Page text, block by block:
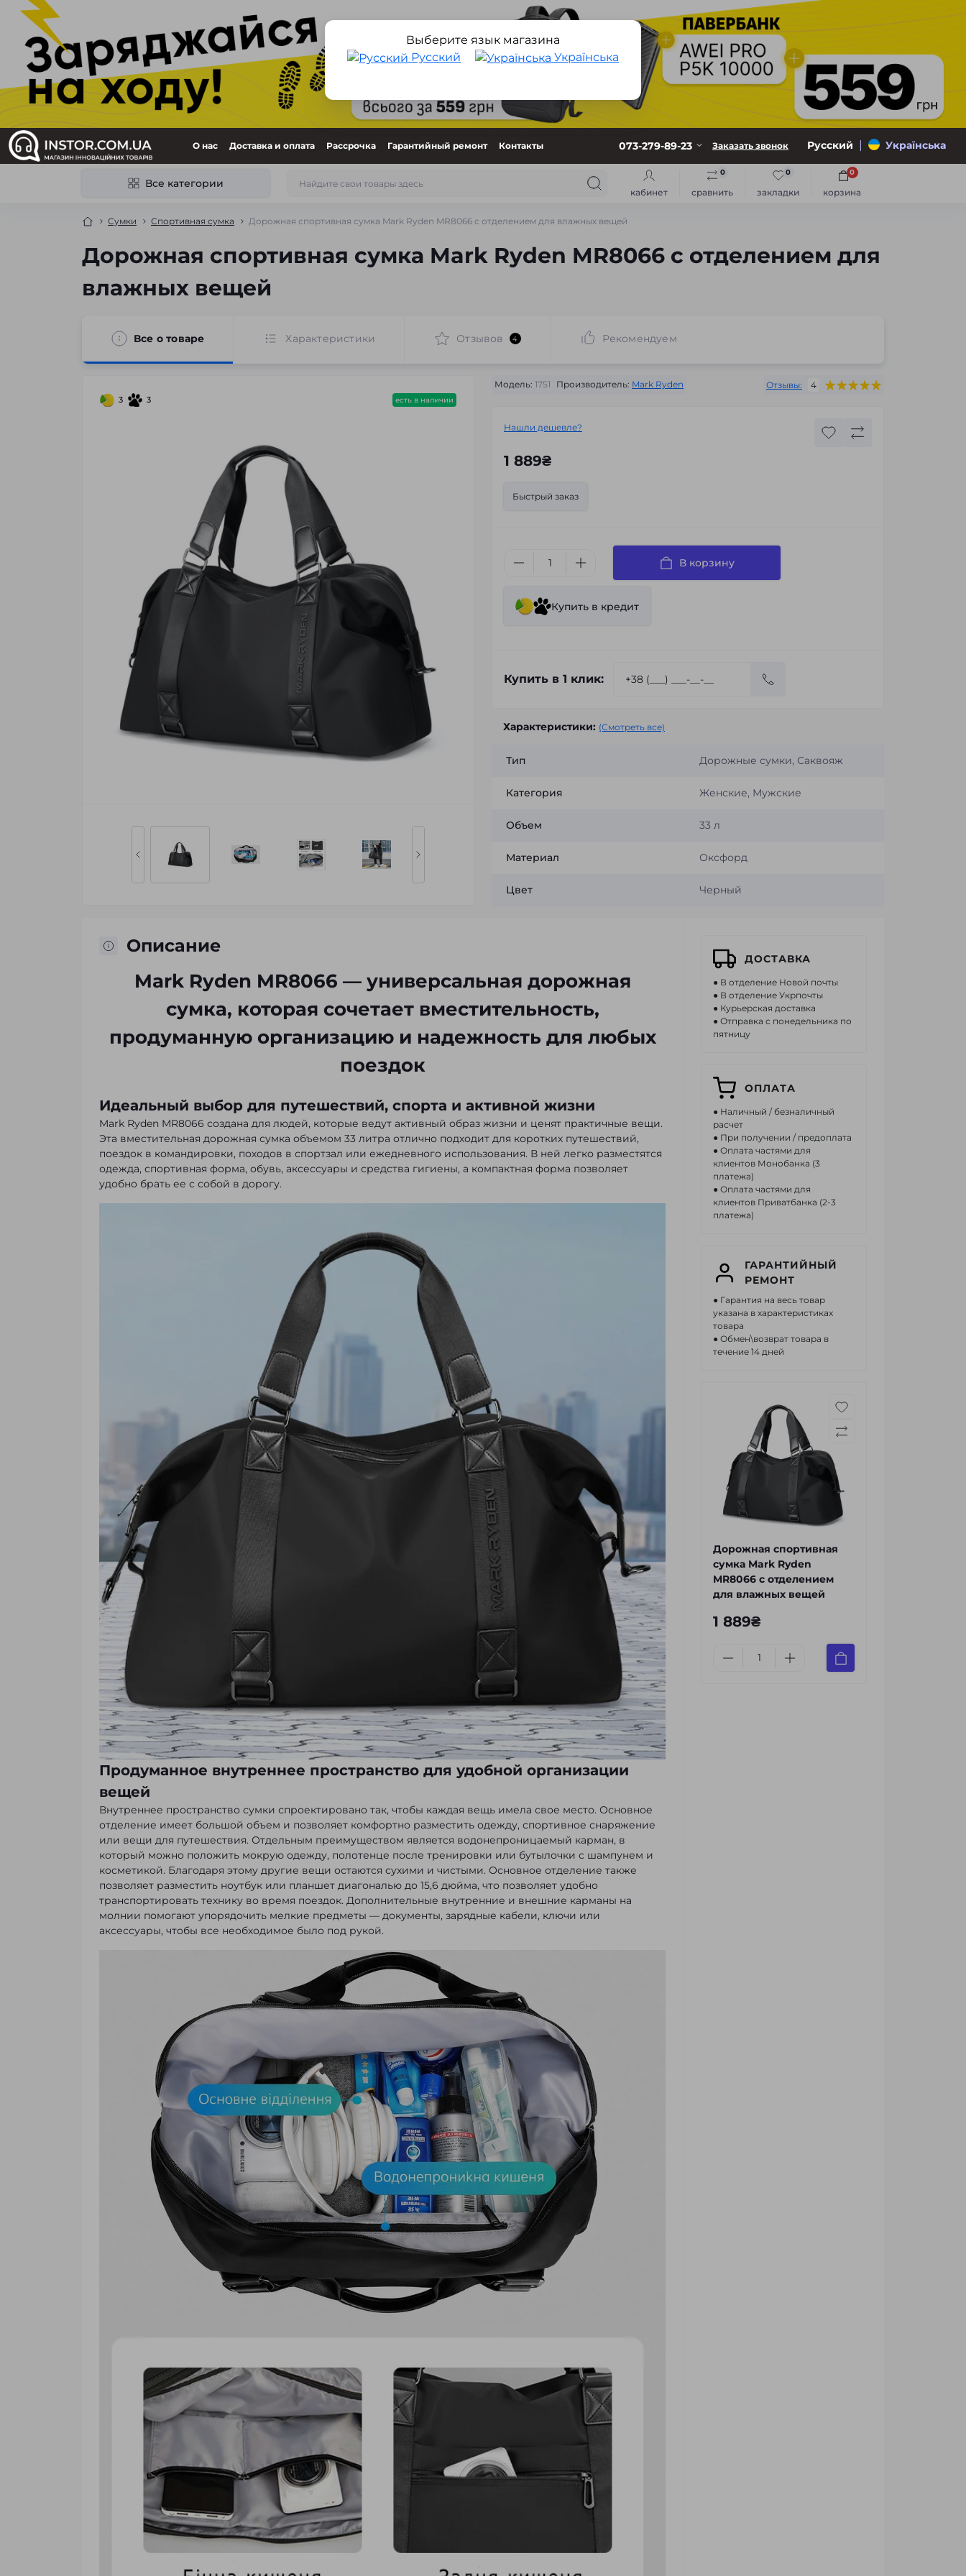
О нас Доставка и оплата Рассрочка Гарантийный ремонт Контакты 073-279-89-23 Заказать звонок Русский | Українська
Все категории
кабинет сравнить
0
закладки
0
корзина
0
Сумки Спортивная сумка Дорожная спортивная сумка Mark Ryden MR8066 с отделением для влажных вещей
Выберите язык магазина
Русский
Українська
Дорожная спортивная сумка Mark Ryden MR8066 с отделением для
влажных вещей
Все о товаре Характеристики Отзывов 4 Рекомендуем
3 3 есть в наличии
Модель: 1751 Производитель: Mark Ryden Отзывы: 4
Нашли дешевле?
1 889₴
Быстрый заказ
В корзину
Купить в кредит
Купить в 1 клик:
Характеристики: (Смотреть все)
Тип Дорожные сумки, Саквояж
Категория Женские, Мужские
Объем 33 л
Материал Оксфорд
Цвет Черный
Описание
Mark Ryden MR8066 — универсальная дорожная
сумка, которая сочетает вместительность,
продуманную организацию и надежность для любых
поездок
Идеальный выбор для путешествий, спорта и активной жизни
Mark Ryden MR8066 создана для людей, которые ведут активный образ жизни и ценят практичные вещи.
Эта вместительная дорожная сумка объемом 33 литра отлично подходит для коротких путешествий,
поездок в командировки, походов в спортзал или ежедневного использования. В ней легко разместятся
одежда, спортивная форма, обувь, аксессуары и средства гигиены, а компактная форма позволяет
удобно брать ее с собой в дорогу.
Продуманное внутреннее пространство для удобной организации
вещей
Внутреннее пространство сумки спроектировано так, чтобы каждая вещь имела свое место. Основное
отделение имеет большой объем и позволяет комфортно разместить одежду, спортивное снаряжение
или вещи для путешествия. Отдельным преимуществом является водонепроницаемый карман, в
который можно положить мокрую одежду, полотенце после тренировки или бутылочки с шампунем и
косметикой. Благодаря этому другие вещи остаются сухими и чистыми. Основное отделение также
позволяет разместить ноутбук или планшет диагональю до 15,6 дюйма, что позволяет удобно
транспортировать технику во время поездок. Дополнительные внутренние и внешние карманы на
молнии помогают упорядочить мелкие предметы — документы, зарядные кабели, ключи или
аксессуары, чтобы все необходимое было под рукой.
ДОСТАВКА
● В отделение Новой почты
● В отделение Укрпочты
● Курьерская доставка
● Отправка с понедельника по
пятницу
ОПЛАТА
● Наличный / безналичный
расчет
● При получении / предоплата
● Оплата частями для
клиентов Монобанка (3
платежа)
● Оплата частями для
клиентов Приватбанка (2-3
платежа)
ГАРАНТИЙНЫЙ
РЕМОНТ
● Гарантия на весь товар
указана в характеристиках
товара
● Обмен\возврат товара в
течение 14 дней
Дорожная спортивная
сумка Mark Ryden
MR8066 с отделением
для влажных вещей
1 889₴